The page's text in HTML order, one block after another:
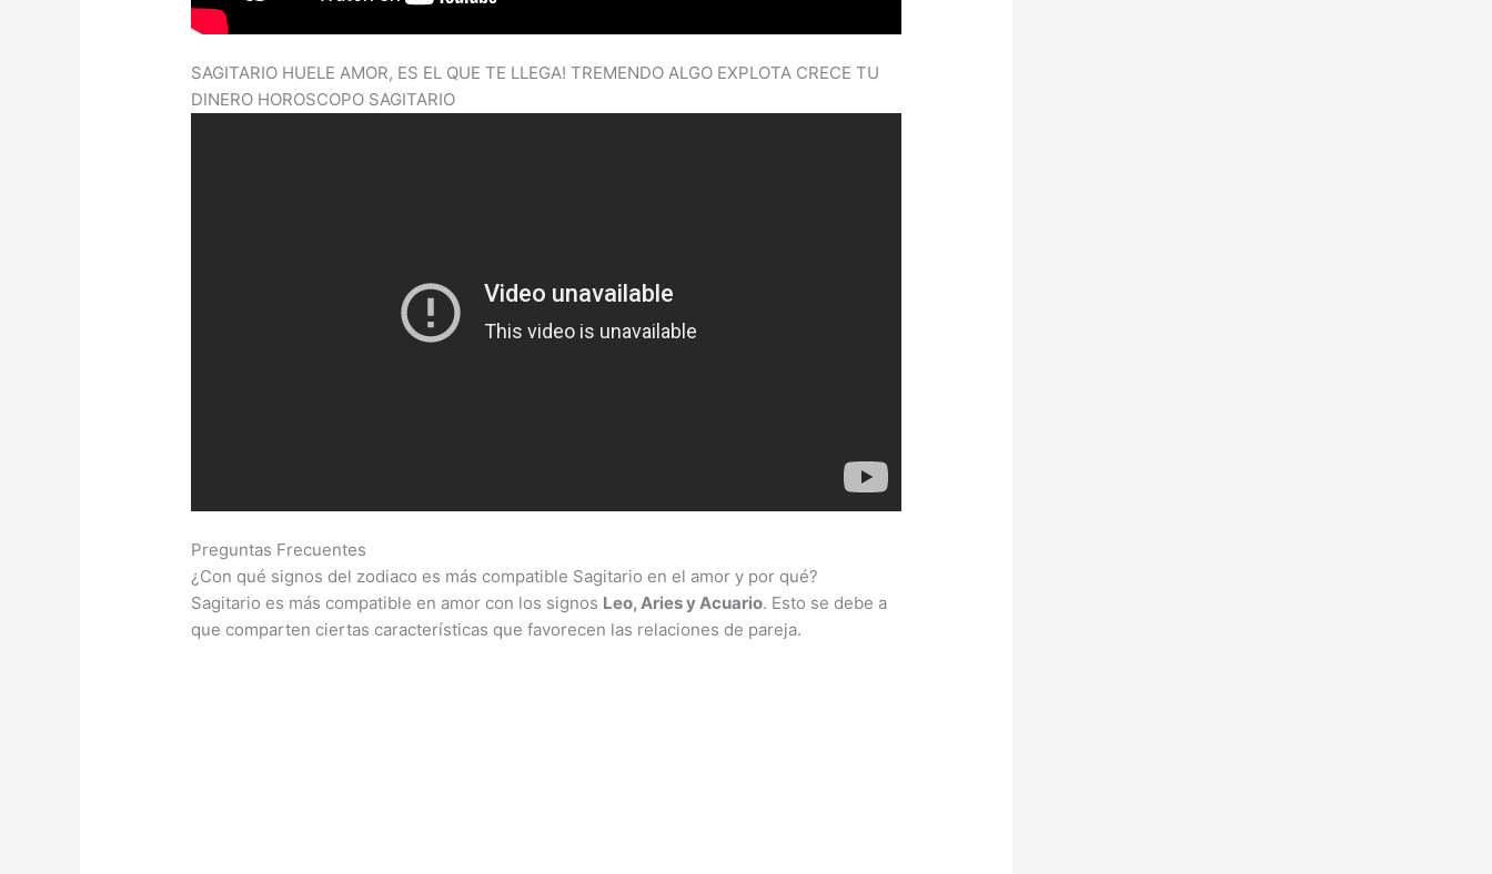
SAGITARIO HUELE AMOR, ES EL QUE TE LLEGA! TREMENDO ALGO EXPLOTA CRECE TU
DINERO HOROSCOPO SAGITARIO
Preguntas Frecuentes
¿Con qué signos del zodiaco es más compatible Sagitario en el amor y por qué?
Sagitario es más compatible en amor con los signos Leo, Aries y Acuario. Esto se debe a
que comparten ciertas características que favorecen las relaciones de pareja.